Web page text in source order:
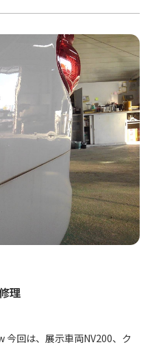
理
今回は、展示車両NV200、ク